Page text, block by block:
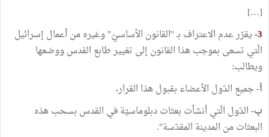
[…]
3- يقرّر عدم الاعتراف بـ ''القانون الأساسيّ'' وغيره من أعمال إسرائيل
الّتي تسعى بموجب هذا القانون إلى تغيير طابع القدس ووضعها
ويطالب:
أ-جميع الدّول الأعضاء بقبول هذا القرار،
ب-الدّول الّتي أنشأت بعثات دبلوماسيّة في القدس بسحب هذه
البعثات من المدينة المقدّسة".